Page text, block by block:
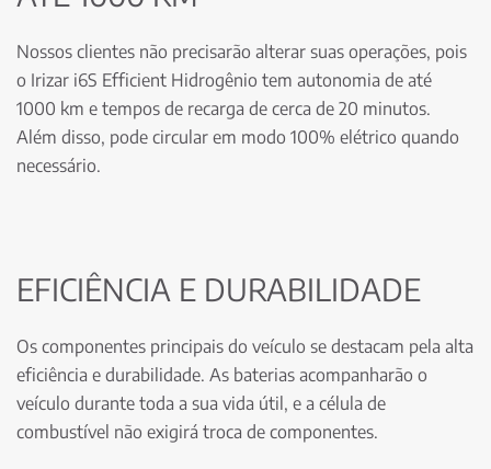
Nossos clientes não precisarão alterar suas operações, pois
o Irizar i6S Efficient Hidrogênio tem autonomia de até
1000 km e tempos de recarga de cerca de 20 minutos.
Além disso, pode circular em modo 100% elétrico quando
necessário.
EFICIÊNCIA E DURABILIDADE
Os componentes principais do veículo se destacam pela alta
eficiência e durabilidade. As baterias acompanharão o
veículo durante toda a sua vida útil, e a célula de
combustível não exigirá troca de componentes.